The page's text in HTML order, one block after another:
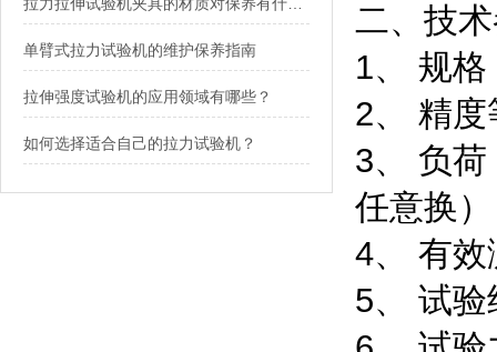
单臂式拉力试验机的维护保养指南
拉伸强度试验机的应用领域有哪些？
如何选择适合自己的拉力试验机？
二、技
1、 规
2、 精
3、 负
任意换）
4、 有效
5、 试